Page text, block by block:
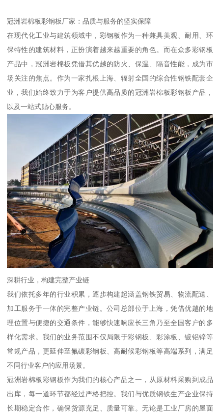
冠洲岩棉板彩钢板厂家：品质与服务的坚实保障
在现代化工业与建筑领域中，彩钢板作为一种兼具美观、耐用、环
保特性的建筑材料，正扮演着越来越重要的角色。而在众多彩钢板
产品中，冠洲岩棉板凭借其优越的防火、保温、隔音性能，成为市
场关注的焦点。作为一家扎根上海、辐射全国的综合性钢铁配套企
业，我们始终致力于为客户提供高品质的冠洲岩棉板彩钢板产品，
以及一站式贴心服务。
深耕行业，构建完整产业链
我们依托多年的行业积累，逐步构建起涵盖钢铁贸易、物流配送、
加工服务于一体的完整产业链。公司总部位于上海，凭借优越的地
理位置与便捷的交通条件，能够快速响应长三角乃至全国客户的多
样化需求。我们的业务范围不仅局限于彩钢板、彩涂板、镀铝锌等
常规产品，更延伸至氟碳彩钢板、高耐候彩钢板等高端系列，满足
不同行业客户的应用场景。
冠洲岩棉板彩钢板作为我们的核心产品之一，从原材料采购到成品
出库，每一道环节都经过严格把控。我们与优质钢铁生产企业保持
长期稳定合作，确保货源充足、质量可靠。无论是工业厂房的屋面